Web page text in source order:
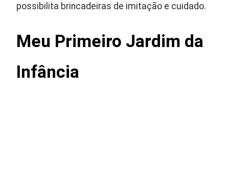
possibilita brincadeiras de imitação e cuidado.
Meu Primeiro Jardim da
Infância